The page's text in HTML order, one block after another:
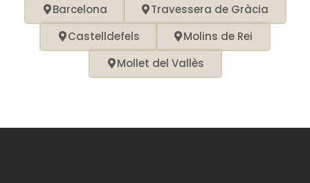
Barcelona
Travessera de Gràcia
Castelldefels
Molins de Rei
Mollet del Vallès